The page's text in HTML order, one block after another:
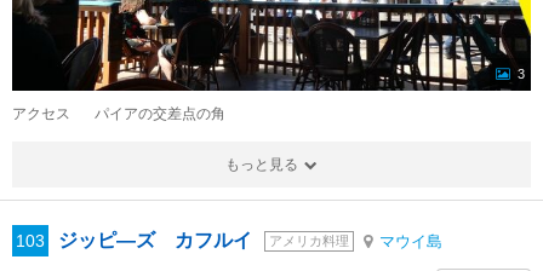
3
アクセス パイアの交差点の角
もっと見る
103 ジッピ―ズ カフルイ アメリカ料理 マウイ島